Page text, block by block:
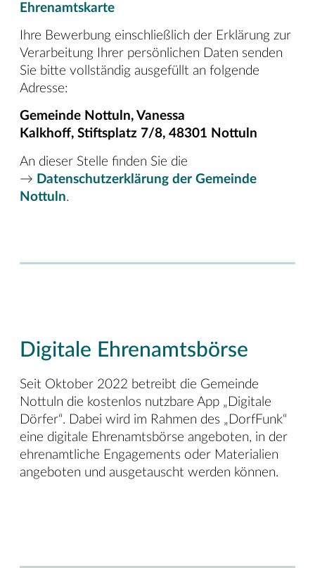
Ehrenamtskarte
Ihre Bewerbung einschließlich der Erklärung zur
Verarbeitung Ihrer persönlichen Daten senden
Sie bitte vollständig ausgefüllt an folgende
Adresse:
Gemeinde Nottuln, Vanessa
Kalkhoff, Stiftsplatz 7/8, 48301 Nottuln
An dieser Stelle finden Sie die
→ Datenschutzerklärung der Gemeinde
Nottuln.
Digitale Ehrenamtsbörse
Seit Oktober 2022 betreibt die Gemeinde
Nottuln die kostenlos nutzbare App „Digitale
Dörfer“. Dabei wird im Rahmen des „DorfFunk“
eine digitale Ehrenamtsbörse angeboten, in der
ehrenamtliche Engagements oder Materialien
angeboten und ausgetauscht werden können.